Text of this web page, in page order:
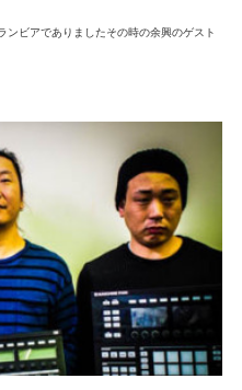
ビアでありましたその時の余興のゲスト